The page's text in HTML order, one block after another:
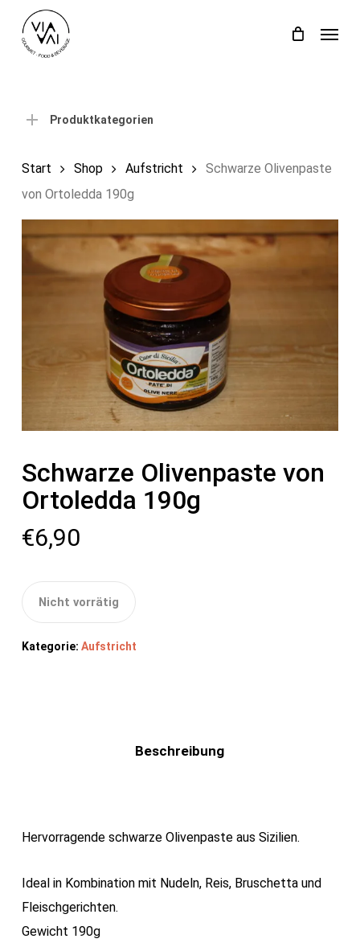
Einkaufswagen Close
Produktkategorien
Start Shop Aufstricht
Schwarze Olivenpaste
von Ortoledda 190g
Schwarze Olivenpaste von
Ortoledda 190g
€6,90
Nicht vorrätig
Kategorie: Aufstricht
Beschreibung
Hervorragende schwarze Olivenpaste aus Sizilien.
Ideal in Kombination mit Nudeln, Reis, Bruschetta und
Fleischgerichten.
Gewicht 190g